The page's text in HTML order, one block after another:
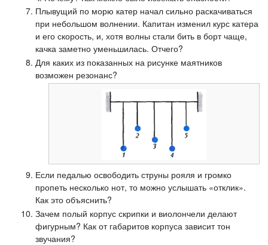
Плывущий по морю катер начал сильно раскачиваться
при небольшом волнении. Капитан изменил курс катера
и его скорость, и, хотя волны стали бить в борт чаще,
качка заметно уменьшилась. Отчего?
Для каких из показанных на рисунке маятников
возможен резонанс?
Если педалью освободить струны рояля и громко
пропеть несколько нот, то можно услышать «отклик».
Как это объяснить?
Зачем полый корпус скрипки и виолончели делают
фигурным? Как от габаритов корпуса зависит тон
звучания?